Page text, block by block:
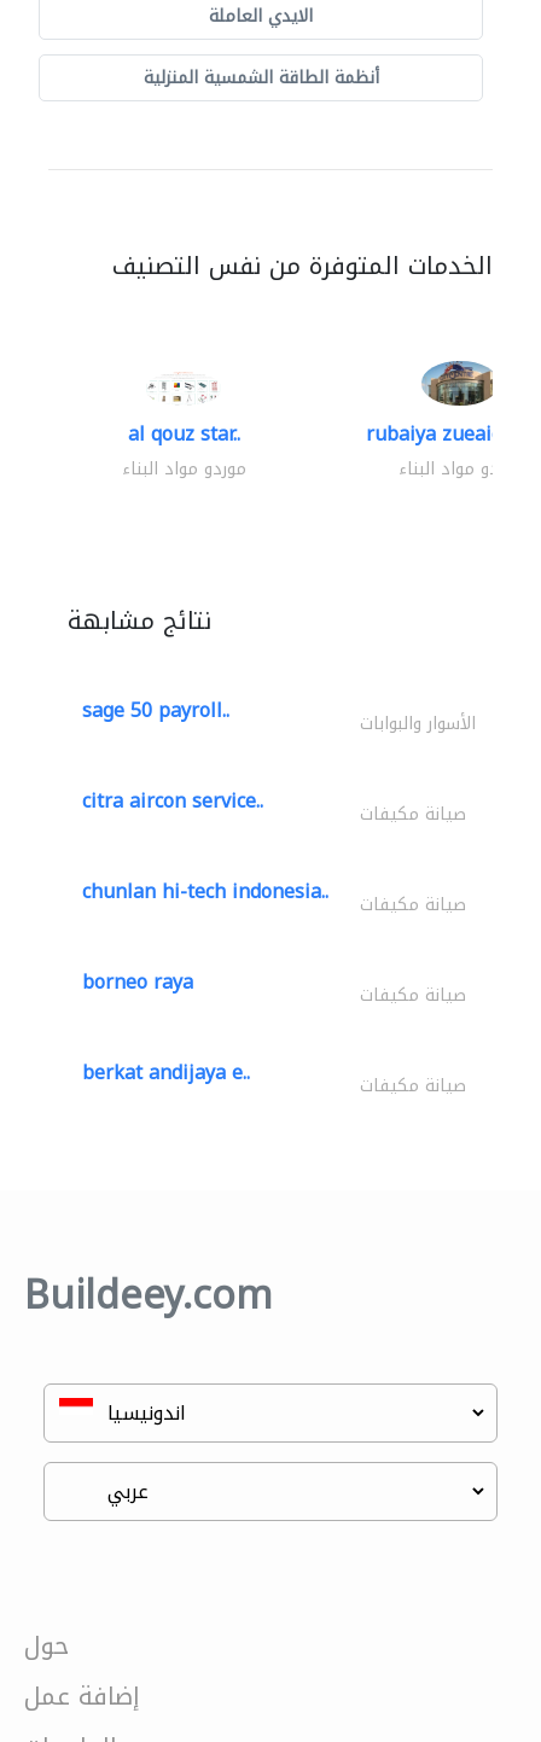
الايدي العاملة
أنظمة الطاقة الشمسية المنزلية
الخدمات المتوفرة من نفس التصنيف
al qouz star..
موردو مواد البناء
rubaiya zueaid
موردو مواد البناء
نتائج مشابهة
sage 50 payroll.. الأسوار والبوابات
citra aircon service.. صيانة مكيفات
chunlan hi-tech indonesia.. صيانة مكيفات
borneo raya صيانة مكيفات
berkat andijaya e.. صيانة مكيفات
Buildeey.com
حول
إضافة عمل